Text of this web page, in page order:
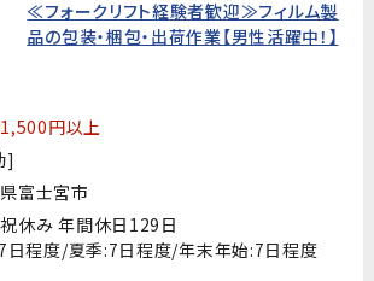
≪フォークリフト経験者歓迎≫フィルム製
品の包装・梱包・出荷作業【男性活躍中！】
円以上
]
富士宮市
休み 年間休日129日
日程度/夏季:7日程度/年末年始:7日程度